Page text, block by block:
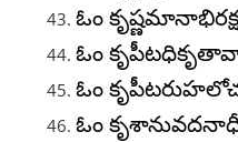
ఓం
ఓం
ఓం
ఓం